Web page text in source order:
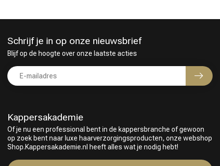
Omvorming
Kappersakademie
Of je nu een professional bent in de kappersbranche of gewoon
op zoek bent naar luxe haarverzorgingsproducten, onze webshop
Shop.Kappersakademie.nl heeft alles wat je nodig hebt!
Schrijf je in op onze nieuwsbrief
Blijf op de hoogte over onze laatste acties